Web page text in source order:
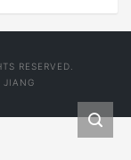
RESERVED.
JIANG